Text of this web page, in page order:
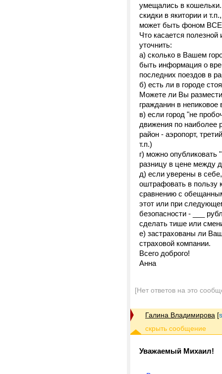
умещались в кошельки.
скидки в якитории и
может быть фоном
Что касается
уточнить:
а) сколько в Вашем
быть информация о
последних поездов в
б) есть ли в городе
Можете ли Вы
гражданин в
в) если город "не
движения по наиболее
район - аэропорт,
т.п.)
г) можно
разницу в цене между
д) если уверены в
оштрафовать в пользу
сравнению с
этот или при
безопасности - ___
сделать тише или
е) застрахованы ли
страховой компании.
Всего доброго!
Анна
[Нет ответов на это
Галина Владимирова [
Уважаемый Михаил!